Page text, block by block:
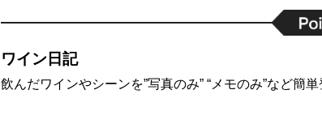
ワイン日記
飲んだワインやシーンを”写真のみ” “メモのみ”など簡